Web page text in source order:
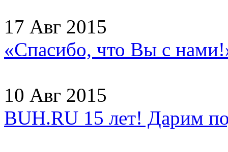
17 Авг 2015
«Спасибо, что Вы с
10 Авг 2015
BUH.RU 15 лет! Дарим